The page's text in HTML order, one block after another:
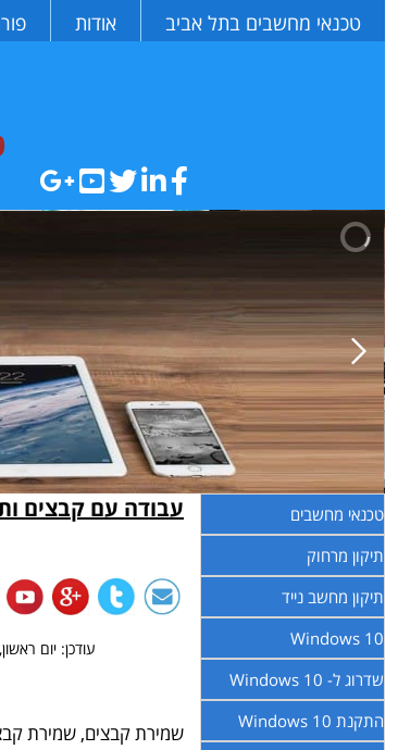
טכנאי מחשבים בתל אביב אודות
טכנאי מחשבים
תיקון מרחוק
תיקון מחשב נייד
Windows 10
שדרוג ל- Windows 10
התקנת Windows 10
עבודה עם קבצים
עודכן: יום ראשון, 10:30, 17/06/2018 |
שמירת קבצים, שמירת